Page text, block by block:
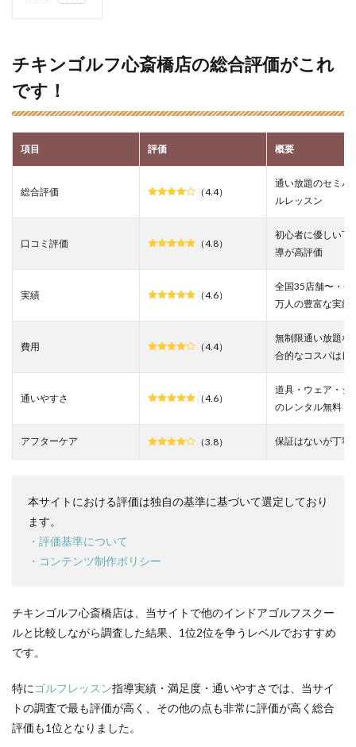
ルフ
心斎
橋店
の総
合評
これ
で
2
ルフ
橋店
い口
査し
た結
3
ンゴ
ルフ
い口
コミ
を調
査し
チキ
ルフ
心斎
の口
コミ
と評
判
チキンゴルフ心斎橋店の総合評価がこれ
です！
項目 評価 概要
総合評価 （4.4）
通い放題のセミパ
ルレッスン
口コミ評価 （4.8）
初心者に優しい丁
導が高評価
実績 （4.6）
全国35店舗〜・会
万人の豊富な実績
費用 （4.4）
無制限通い放題な
合的なコスパは良
通いやすさ （4.6）
道具・ウェア・シ
のレンタル無料
アフターケア （3.8） 保証はないが丁寧
本サイトにおける評価は独自の基準に基づいて選定しており
ます。
・評価基準について
・コンテンツ制作ポリシー
チキンゴルフ心斎橋店は、当サイトで他のインドアゴルフスクー
ルと比較しながら調査した結果、1位2位を争うレベルでおすすめ
です。
特に ゴルフレッスン指導実績・満足度・通いやすさでは、当サイ
トの調査で最も評価が高く、その他の点も非常に評価が高く総合
評価も1位となりました。